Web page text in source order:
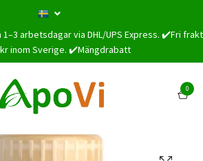
arbetsdagar via DHL/UPS Express. ✔️Fri frakt
inom Sverige. ✔️Mängdrabatt
0